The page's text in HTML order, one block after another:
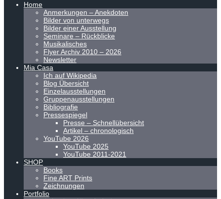
Home
Anmerkungen – Anekdoten
Bilder von unterwegs
Bilder einer Ausstellung
Seminare – Rückblicke
Musikalisches
Flyer Archiv 2010 – 2026
Newsletter
Mia Casa
Ich auf Wikipedia
Blog Übersicht
Einzelausstellungen
Gruppenausstellungen
Bibliografie
Pressespiegel
Presse – Schnellübersicht
Artikel – chronologisch
YouTube 2026
YouTube 2025
YouTube 2011-2021
SHOP
Books
Fine ART Prints
Zeichnungen
Portfolio